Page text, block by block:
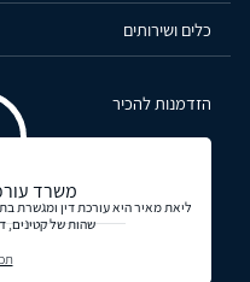
כלים ושירותים
הזדמנות להכיר
משרד
ליאת מאיר היא עורכת דין ומגשרת
שהות של קטינים,